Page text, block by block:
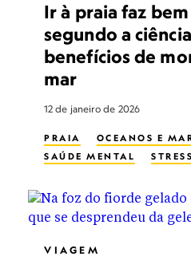
Ir à praia faz
segundo a
benefícios de
mar
12 de janeiro de 2026
PRAIA
OCEANOS E
SAÚDE MENTAL
STRESS
VIAGEM